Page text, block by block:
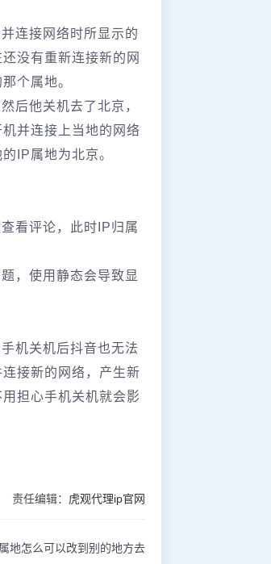
连接网络时所显示的
没有重新连接新的网
个属地。
后他关机去了北京，
并连接上当地的网络
IP属地为北京。
看评论，此时IP归属
，使用静态会导致显
机关机后抖音也无法
接新的网络，产生新
担心手机关机就会影
责任编辑： 虎观代理ip官网
地怎么可以改到别的地方去